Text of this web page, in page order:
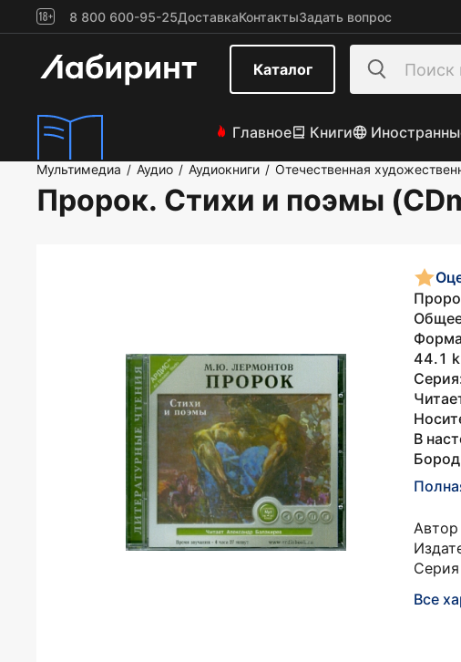
8 800 600-95-25ДоставкаКонтактыЗадать вопрос
Каталог
Главное Книги
Мультимедиа / Аудио / Аудиокниги / Отечественная
Пророк. Стихи и поэмы
44.1
В
Автор
Серия
Все